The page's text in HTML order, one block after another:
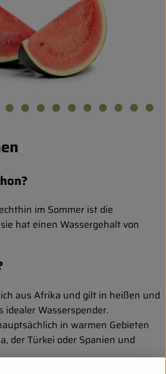
im Sommer ist die
hat einen Wassergehalt von
aus Afrika und gilt in heißen und
idealer Wasserspender.
in warmen Gebieten
der Türkei oder Spanien und